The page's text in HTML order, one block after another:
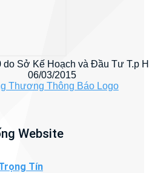
do Sở Kế Hoạch và Đầu Tư T.p
06/03/2015
Website
Tín